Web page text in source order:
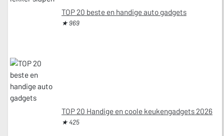
TOP 20 beste en handige auto gadgets
★ 969
TOP 20 Handige en coole keukengadgets 2026
★ 425